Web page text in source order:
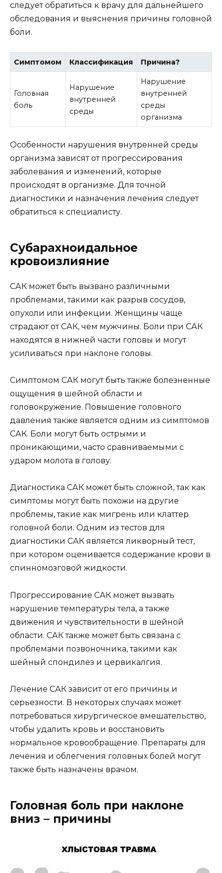
следует обратиться к врачу для дальнейшего
обследования и выяснения причины головной
боли.
Симптомом Классификация Причина?
Головная
боль
Нарушение
внутренней
среды
Нарушение
внутренней
среды
организма
Особенности нарушения внутренней среды
организма зависят от прогрессирования
заболевания и изменений, которые
происходят в организме. Для точной
диагностики и назначения лечения следует
обратиться к специалисту.
Субарахноидальное
кровоизлияние
САК может быть вызвано различными
проблемами, такими как разрыв сосудов,
опухоли или инфекции. Женщины чаще
страдают от САК, чем мужчины. Боли при САК
находятся в нижней части головы и могут
усиливаться при наклоне головы.
Симптомом САК могут быть также болезненные
ощущения в шейной области и
головокружение. Повышение головного
давления также является одним из симптомов
САК. Боли могут быть острыми и
проникающими, часто сравниваемыми с
ударом молота в голову.
Диагностика САК может быть сложной, так как
симптомы могут быть похожи на другие
проблемы, такие как мигрень или клаттер
головной боли. Одним из тестов для
диагностики САК является ликворный тест,
при котором оценивается содержание крови в
спинномозговой жидкости.
Прогрессирование САК может вызвать
нарушение температуры тела, а также
движения и чувствительности в шейной
области. САК также может быть связана с
проблемами позвоночника, такими как
шейный спондилез и цервикалгия.
Лечение САК зависит от его причины и
серьезности. В некоторых случаях может
потребоваться хирургическое вмешательство,
чтобы удалить кровь и восстановить
нормальное кровообращение. Препараты для
лечения и облегчения головных болей могут
также быть назначены врачом.
Головная боль при наклоне
вниз – причины